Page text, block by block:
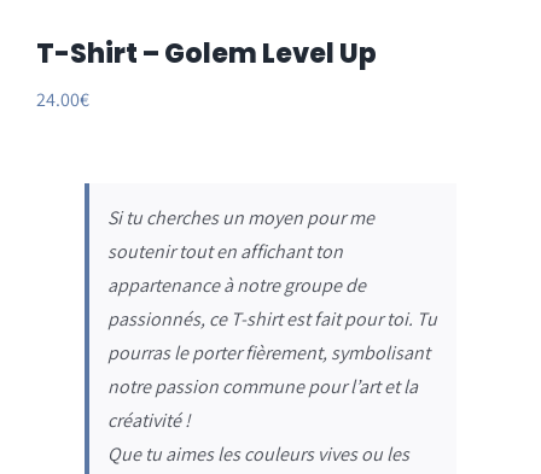
T-Shirt – Golem Level Up
24.00€
Si tu cherches un moyen pour me
soutenir tout en affichant ton
appartenance à notre groupe de
passionnés, ce T-shirt est fait pour toi. Tu
pourras le porter fièrement, symbolisant
notre passion commune pour l’art et la
créativité !
Que tu aimes les couleurs vives ou les